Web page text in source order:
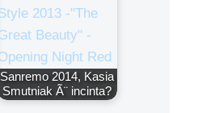
Sanremo 2014, Kasia
Smutniak Ã¨ incinta?